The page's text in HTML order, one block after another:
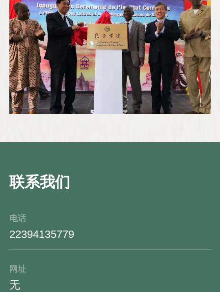
活动，影响力不断扩大，成为中马双边合作交
流中一股重要的推动力量。
联系我们
电话
22394135779
网址
无